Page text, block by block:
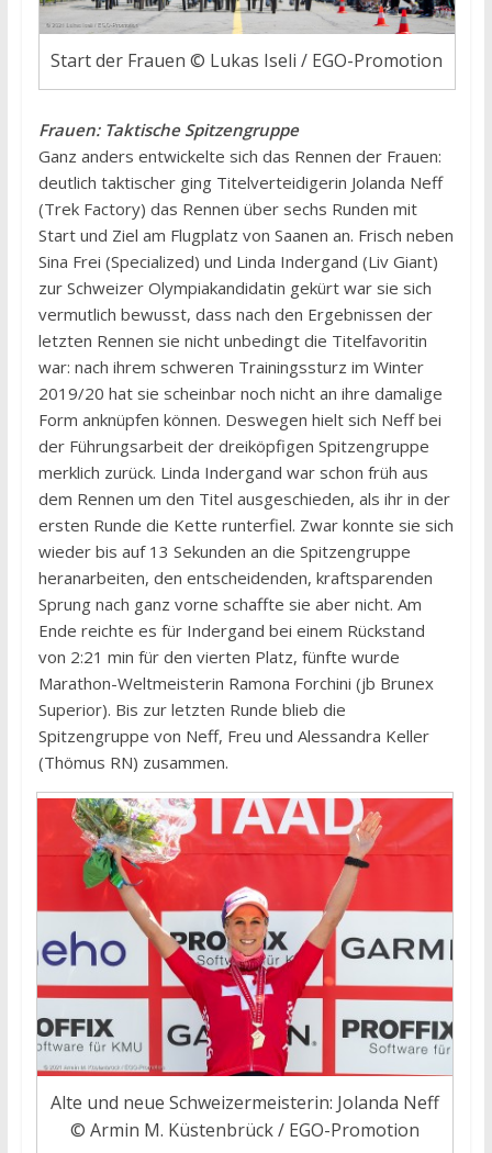
Start der Frauen © Lukas Iseli / EGO-Promotion
Frauen: Taktische Spitzengruppe
Ganz anders entwickelte sich das Rennen der Frauen:
deutlich taktischer ging Titelverteidigerin Jolanda Neff
(Trek Factory) das Rennen über sechs Runden mit
Start und Ziel am Flugplatz von Saanen an. Frisch neben
Sina Frei (Specialized) und Linda Indergand (Liv Giant)
zur Schweizer Olympiakandidatin gekürt war sie sich
vermutlich bewusst, dass nach den Ergebnissen der
letzten Rennen sie nicht unbedingt die Titelfavoritin
war: nach ihrem schweren Trainingssturz im Winter
2019/20 hat sie scheinbar noch nicht an ihre damalige
Form anknüpfen können. Deswegen hielt sich Neff bei
der Führungsarbeit der dreiköpfigen Spitzengruppe
merklich zurück. Linda Indergand war schon früh aus
dem Rennen um den Titel ausgeschieden, als ihr in der
ersten Runde die Kette runterfiel. Zwar konnte sie sich
wieder bis auf 13 Sekunden an die Spitzengruppe
heranarbeiten, den entscheidenden, kraftsparenden
Sprung nach ganz vorne schaffte sie aber nicht. Am
Ende reichte es für Indergand bei einem Rückstand
von 2:21 min für den vierten Platz, fünfte wurde
Marathon-Weltmeisterin Ramona Forchini (jb Brunex
Superior). Bis zur letzten Runde blieb die
Spitzengruppe von Neff, Freu und Alessandra Keller
(Thömus RN) zusammen.
Alte und neue Schweizermeisterin: Jolanda Neff
© Armin M. Küstenbrück / EGO-Promotion